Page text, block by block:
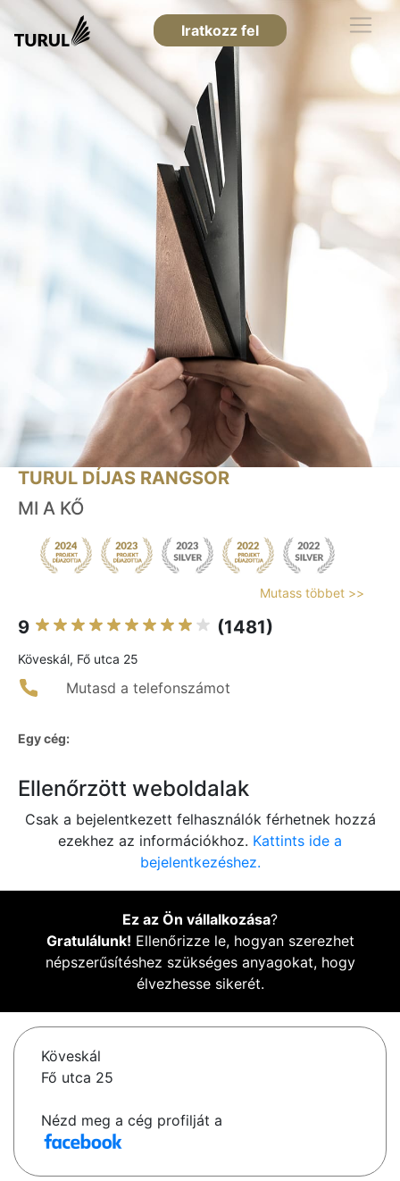
Iratkozz fel
TURUL DÍJAS RANGSOR
MI A KŐ
Mutass többet >>
9 (1481)
Köveskál, Fő utca 25
Mutasd a telefonszámot
Egy cég:
Ellenőrzött weboldalak
Csak a bejelentkezett felhasználók férhetnek hozzá
ezekhez az információkhoz. Kattints ide a
bejelentkezéshez.
Ez az Ön vállalkozása?
Gratulálunk! Ellenőrizze le, hogyan szerezhet
népszerűsítéshez szükséges anyagokat, hogy
élvezhesse sikerét.
Köveskál
Fő utca 25
Nézd meg a cég profilját a